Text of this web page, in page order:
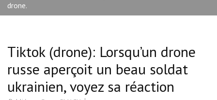
drone.
Tiktok (drone): Lorsqu’un drone
russe aperçoit un beau soldat
ukrainien, voyez sa réaction